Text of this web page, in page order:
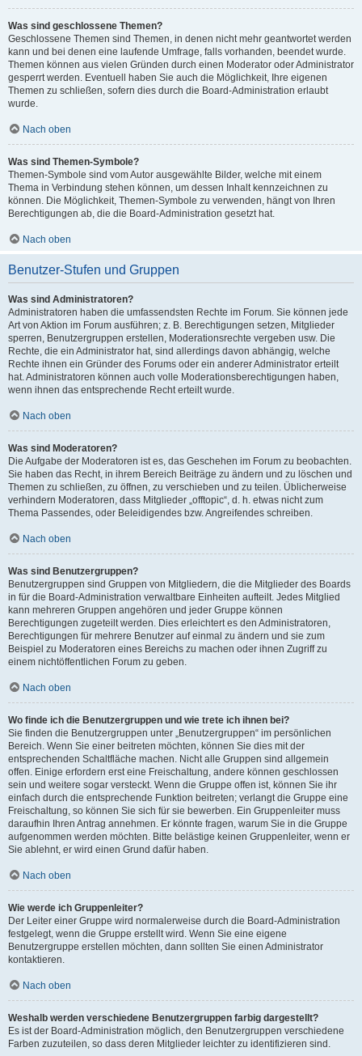
Was sind geschlossene Themen?
Geschlossene Themen sind Themen, in denen nicht mehr geantwortet werden
kann und bei denen eine laufende Umfrage, falls vorhanden, beendet wurde.
Themen können aus vielen Gründen durch einen Moderator oder Administrator
gesperrt werden. Eventuell haben Sie auch die Möglichkeit, Ihre eigenen
Themen zu schließen, sofern dies durch die Board-Administration erlaubt
wurde.
Nach oben
Was sind Themen-Symbole?
Themen-Symbole sind vom Autor ausgewählte Bilder, welche mit einem
Thema in Verbindung stehen können, um dessen Inhalt kennzeichnen zu
können. Die Möglichkeit, Themen-Symbole zu verwenden, hängt von Ihren
Berechtigungen ab, die die Board-Administration gesetzt hat.
Nach oben
Benutzer-Stufen und Gruppen
Was sind Administratoren?
Administratoren haben die umfassendsten Rechte im Forum. Sie können jede
Art von Aktion im Forum ausführen; z. B. Berechtigungen setzen, Mitglieder
sperren, Benutzergruppen erstellen, Moderationsrechte vergeben usw. Die
Rechte, die ein Administrator hat, sind allerdings davon abhängig, welche
Rechte ihnen ein Gründer des Forums oder ein anderer Administrator erteilt
hat. Administratoren können auch volle Moderationsberechtigungen haben,
wenn ihnen das entsprechende Recht erteilt wurde.
Nach oben
Was sind Moderatoren?
Die Aufgabe der Moderatoren ist es, das Geschehen im Forum zu beobachten.
Sie haben das Recht, in ihrem Bereich Beiträge zu ändern und zu löschen und
Themen zu schließen, zu öffnen, zu verschieben und zu teilen. Üblicherweise
verhindern Moderatoren, dass Mitglieder „offtopic“, d. h. etwas nicht zum
Thema Passendes, oder Beleidigendes bzw. Angreifendes schreiben.
Nach oben
Was sind Benutzergruppen?
Benutzergruppen sind Gruppen von Mitgliedern, die die Mitglieder des Boards
in für die Board-Administration verwaltbare Einheiten aufteilt. Jedes Mitglied
kann mehreren Gruppen angehören und jeder Gruppe können
Berechtigungen zugeteilt werden. Dies erleichtert es den Administratoren,
Berechtigungen für mehrere Benutzer auf einmal zu ändern und sie zum
Beispiel zu Moderatoren eines Bereichs zu machen oder ihnen Zugriff zu
einem nichtöffentlichen Forum zu geben.
Nach oben
Wo finde ich die Benutzergruppen und wie trete ich ihnen bei?
Sie finden die Benutzergruppen unter „Benutzergruppen“ im persönlichen
Bereich. Wenn Sie einer beitreten möchten, können Sie dies mit der
entsprechenden Schaltfläche machen. Nicht alle Gruppen sind allgemein
offen. Einige erfordern erst eine Freischaltung, andere können geschlossen
sein und weitere sogar versteckt. Wenn die Gruppe offen ist, können Sie ihr
einfach durch die entsprechende Funktion beitreten; verlangt die Gruppe eine
Freischaltung, so können Sie sich für sie bewerben. Ein Gruppenleiter muss
daraufhin Ihren Antrag annehmen. Er könnte fragen, warum Sie in die Gruppe
aufgenommen werden möchten. Bitte belästige keinen Gruppenleiter, wenn er
Sie ablehnt, er wird einen Grund dafür haben.
Nach oben
Wie werde ich Gruppenleiter?
Der Leiter einer Gruppe wird normalerweise durch die Board-Administration
festgelegt, wenn die Gruppe erstellt wird. Wenn Sie eine eigene
Benutzergruppe erstellen möchten, dann sollten Sie einen Administrator
kontaktieren.
Nach oben
Weshalb werden verschiedene Benutzergruppen farbig dargestellt?
Es ist der Board-Administration möglich, den Benutzergruppen verschiedene
Farben zuzuteilen, so dass deren Mitglieder leichter zu identifizieren sind.